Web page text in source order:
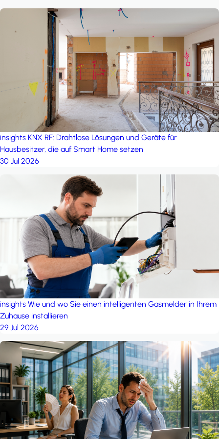
insights KNX RF: Drahtlose Lösungen und Geräte für
Hausbesitzer, die auf Smart Home setzen
30 Jul 2026
insights Wie und wo Sie einen intelligenten Gasmelder in Ihrem
Zuhause installieren
29 Jul 2026